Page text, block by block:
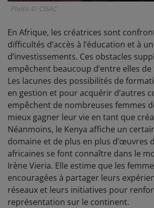
Photo ©: CISAC
En Afrique, les créatrices sont
difficultés d’accès à l’éducation et à
d’investissements. Ces obstacles
empêchent beaucoup d’entre elles
Les lacunes des possibilités de
en gestion et pour acquérir d’autres
empêchent de nombreuses femmes
mieux gagner leur vie en tant que
Néanmoins, le Kenya affiche un
domaine et de plus en plus d’œuvres
africaines se font connaître dans le
Irène Vieria. Elle estime que les
encouragées à partager leurs
réseaux et leurs initiatives pour
représentation sur le continent.